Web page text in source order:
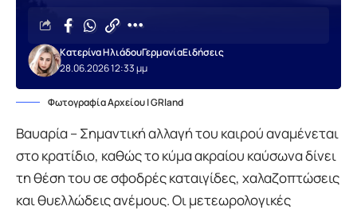
28.06.2026 12:33 μμ
Κατερίνα ΗλιάδουΓερμανίαΕιδήσεις
Φωτογραφία Αρχείου | GRland
Βαυαρία – Σημαντική αλλαγή του καιρού αναμένεται
στο κρατίδιο, καθώς το κύμα ακραίου καύσωνα δίνει
τη θέση του σε σφοδρές καταιγίδες, χαλαζοπτώσεις
και θυελλώδεις ανέμους. Οι μετεωρολογικές